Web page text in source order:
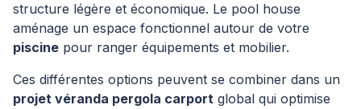
structure légère et économique. Le pool house
aménage un espace fonctionnel autour de votre
piscine pour ranger équipements et mobilier.
Ces différentes options peuvent se combiner dans un
projet véranda pergola carport global qui optimise